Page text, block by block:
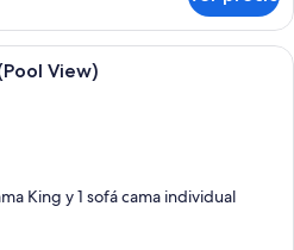
Una piscina con agua azul
View)
King y 1 sofá cama individual